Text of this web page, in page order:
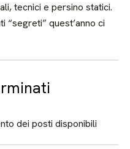
tecnici e persino statici.
“segreti” quest’anno ci
dei posti disponibili